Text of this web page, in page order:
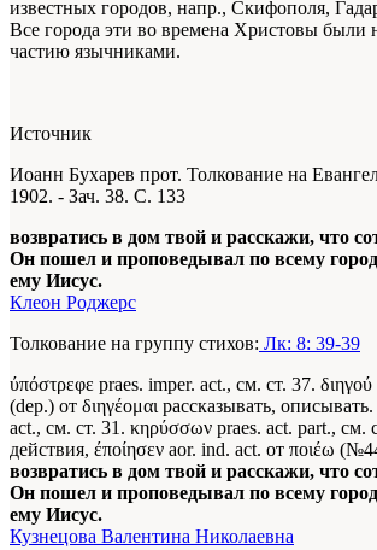
известных городов, напр., Скифополя,
Все города эти во времена Христовы были
частию язычниками.
Источник
Иоанн Бухарев прот. Толкование на
1902. - Зач. 38. С. 133
возвратись в дом твой и расскажи, что
Он пошел и проповедывал по всему
ему Иисус.
Клеон Роджерс
Толкование на группу стихов: Лк: 8: 39-39
ύπόστρεφε praes. imper. act., см. ст. 37.
(dep.) от διηγέομαι рассказывать,
act., см. ст. 31. κηρύσσων praes. act. part., см.
действия, έποίησεν aor. ind. act. от ποιέω
возвратись в дом твой и расскажи, что
Он пошел и проповедывал по всему
ему Иисус.
Кузнецова Валентина Николаевна